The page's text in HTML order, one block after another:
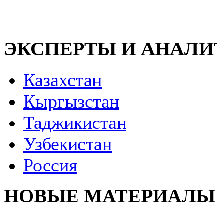
ЭКСПЕРТЫ И
Казахстан
Кыргызстан
Таджикистан
Узбекистан
Россия
НОВЫЕ МАТЕРИАЛЫ